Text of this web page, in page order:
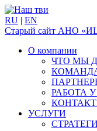
RU | EN
Старый сайт АНО
О компании
ЧТО МЫ
РАБОТА
УСЛУГИ